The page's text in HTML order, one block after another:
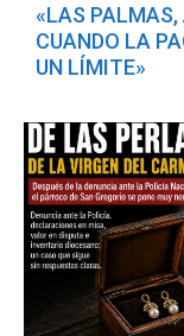
«LAS PALMAS,
CUANDO LA
UN LÍMITE»